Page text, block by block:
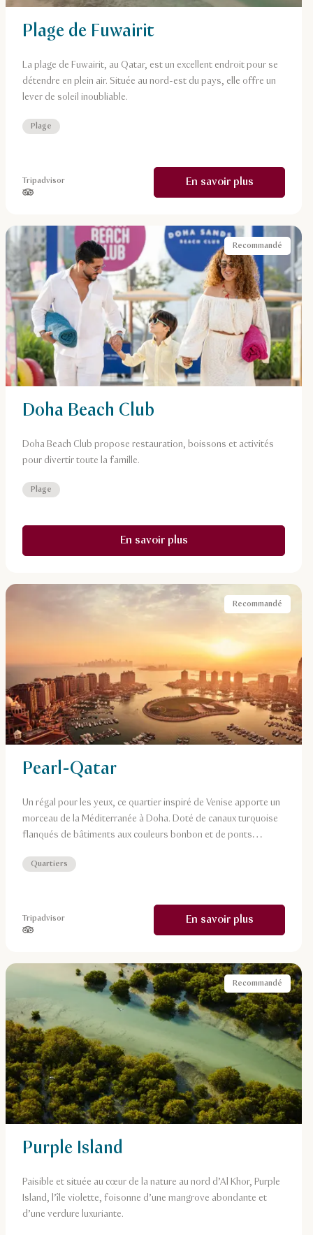
Plage
Plage de Fuwairit
La plage de Fuwairit, au Qatar, est un excellent endroit pour se
détendre en plein air. Située au nord-est du pays, elle offre un
lever de soleil inoubliable.
Tripadvisor
En savoir plus
Recommandé
Plage
Doha Beach Club
Doha Beach Club propose restauration, boissons et activités
pour divertir toute la famille.
En savoir plus
Recommandé
Quartiers
Pearl-Qatar
Un régal pour les yeux, ce quartier inspiré de Venise apporte un
morceau de la Méditerranée à Doha. Doté de canaux turquoise
flanqués de bâtiments aux couleurs bonbon et de ponts
vue dignes d’Instagram.
Tripadvisor
En savoir plus
Recommandé
Purple Island
Paisible et située au cœur de la nature au nord d’Al Khor, Purple
Island, l’île violette, foisonne d’une mangrove abondante et
d’une verdure luxuriante.